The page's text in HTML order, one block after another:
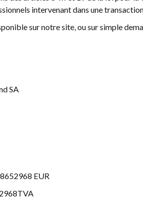
intervenant dans une
sur notre site, ou sur simple
SA
EUR